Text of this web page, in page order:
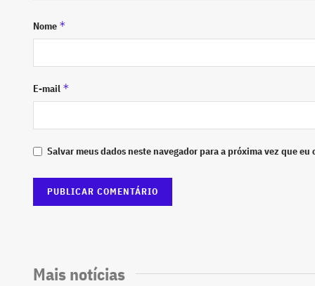
Nome *
E-mail *
Salvar meus dados neste navegador para a próxima vez que eu
Mais notícias